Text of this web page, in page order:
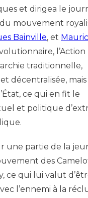
et dirigea le
mouvement
Bainville, et
l’Action
traditionnelle,
décentralisée, mais
ce qui en fit le
et politique
une partie de la
des
ce qui lui valut
l’ennemi à la